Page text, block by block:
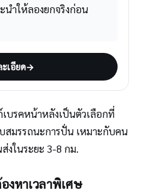
ำให้ลองยกจริงก่อน
ะเอียด→
เบรคหน้าหลังเป็นตัวเลือกที่
มรรถนะการปั่น เหมาะกับคน
งในระยะ 3-8 กม.
งหาเวลาพิเศษ